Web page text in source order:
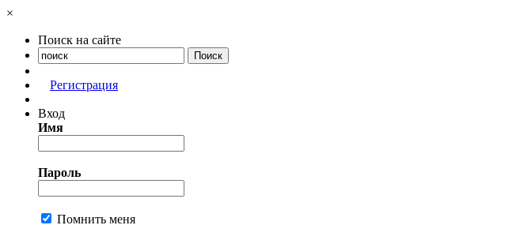
×
Поиск на сайте
Регистрация
Вход
Имя
Пароль
Помнить меня